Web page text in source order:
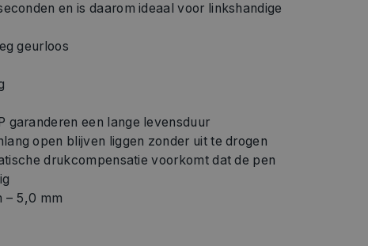
en is daarom ideaal voor linkshandige
geurloos
garanderen een lange levensduur
open blijven liggen zonder uit te drogen
drukcompensatie voorkomt dat de pen
– 5,0 mm